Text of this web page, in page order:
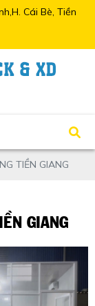
Cái Bè, Tiền
TIỀN GIANG
GIANG